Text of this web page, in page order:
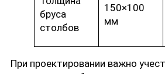
бруса
столбов
150×100
мм
При проектировании важно